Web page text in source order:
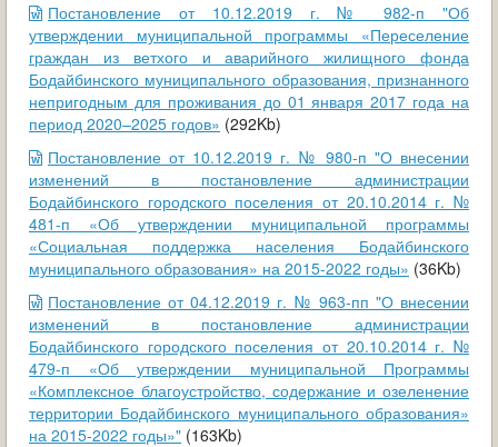
Постановление от 10.12.2019 г. № 982-п "Об
утверждении муниципальной программы «Переселение
граждан из ветхого и аварийного жилищного фонда
Бодайбинского муниципального образования, признанного
непригодным для проживания до 01 января 2017 года на
период 2020–2025 годов» (292Kb)
Постановление от 10.12.2019 г. № 980-п "О внесении
изменений в постановление администрации
Бодайбинского городского поселения от 20.10.2014 г. №
481-п «Об утверждении муниципальной программы
«Социальная поддержка населения Бодайбинского
муниципального образования» на 2015-2022 годы» (36Kb)
Постановление от 04.12.2019 г. № 963-пп "О внесении
изменений в постановление администрации
Бодайбинского городского поселения от 20.10.2014 г. №
479-п «Об утверждении муниципальной Программы
«Комплексное благоустройство, содержание и озеленение
территории Бодайбинского муниципального образования»
на 2015-2022 годы»" (163Kb)